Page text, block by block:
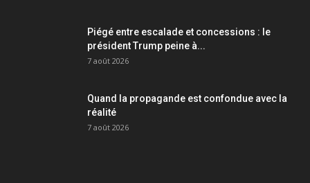
Piégé entre escalade et concessions : le
président Trump peine à...
7 août 2026
Quand la propagande est confondue avec la
réalité
7 août 2026